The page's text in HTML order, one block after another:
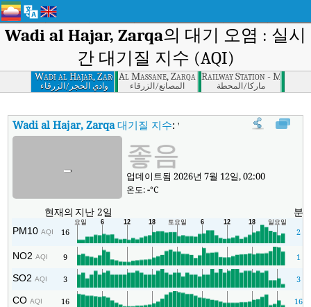
Wadi al Hajar, Zarqa의 대기 오염 : 실시
간 대기질 지수 (AQI)
Wadi al Hajar, Zarqa
وادي اﻟﺤﺠﺮ/اﻟﺰرﻗﺎء
Al Massane, Zarqa
اﻟﻤﺼﺎﻧﻊ/اﻟﺰرﻗﺎء
Railway Station - Mahata,
ﻣﺎرﻛﺎ/اﻟﻤﺤﻄﺔ
Wadi al Hajar, Zarqa대기질 지수:Wadi al Hajar, Zarqa실시간 대기
- 좋음
업데이트됨 2026년 7월 12일, 02:00
온도:-°C
현재의 지난 2일 분
PM10AQI 16 2
NO2AQI 9 1
SO2AQI 3 3
COAQI 16 16